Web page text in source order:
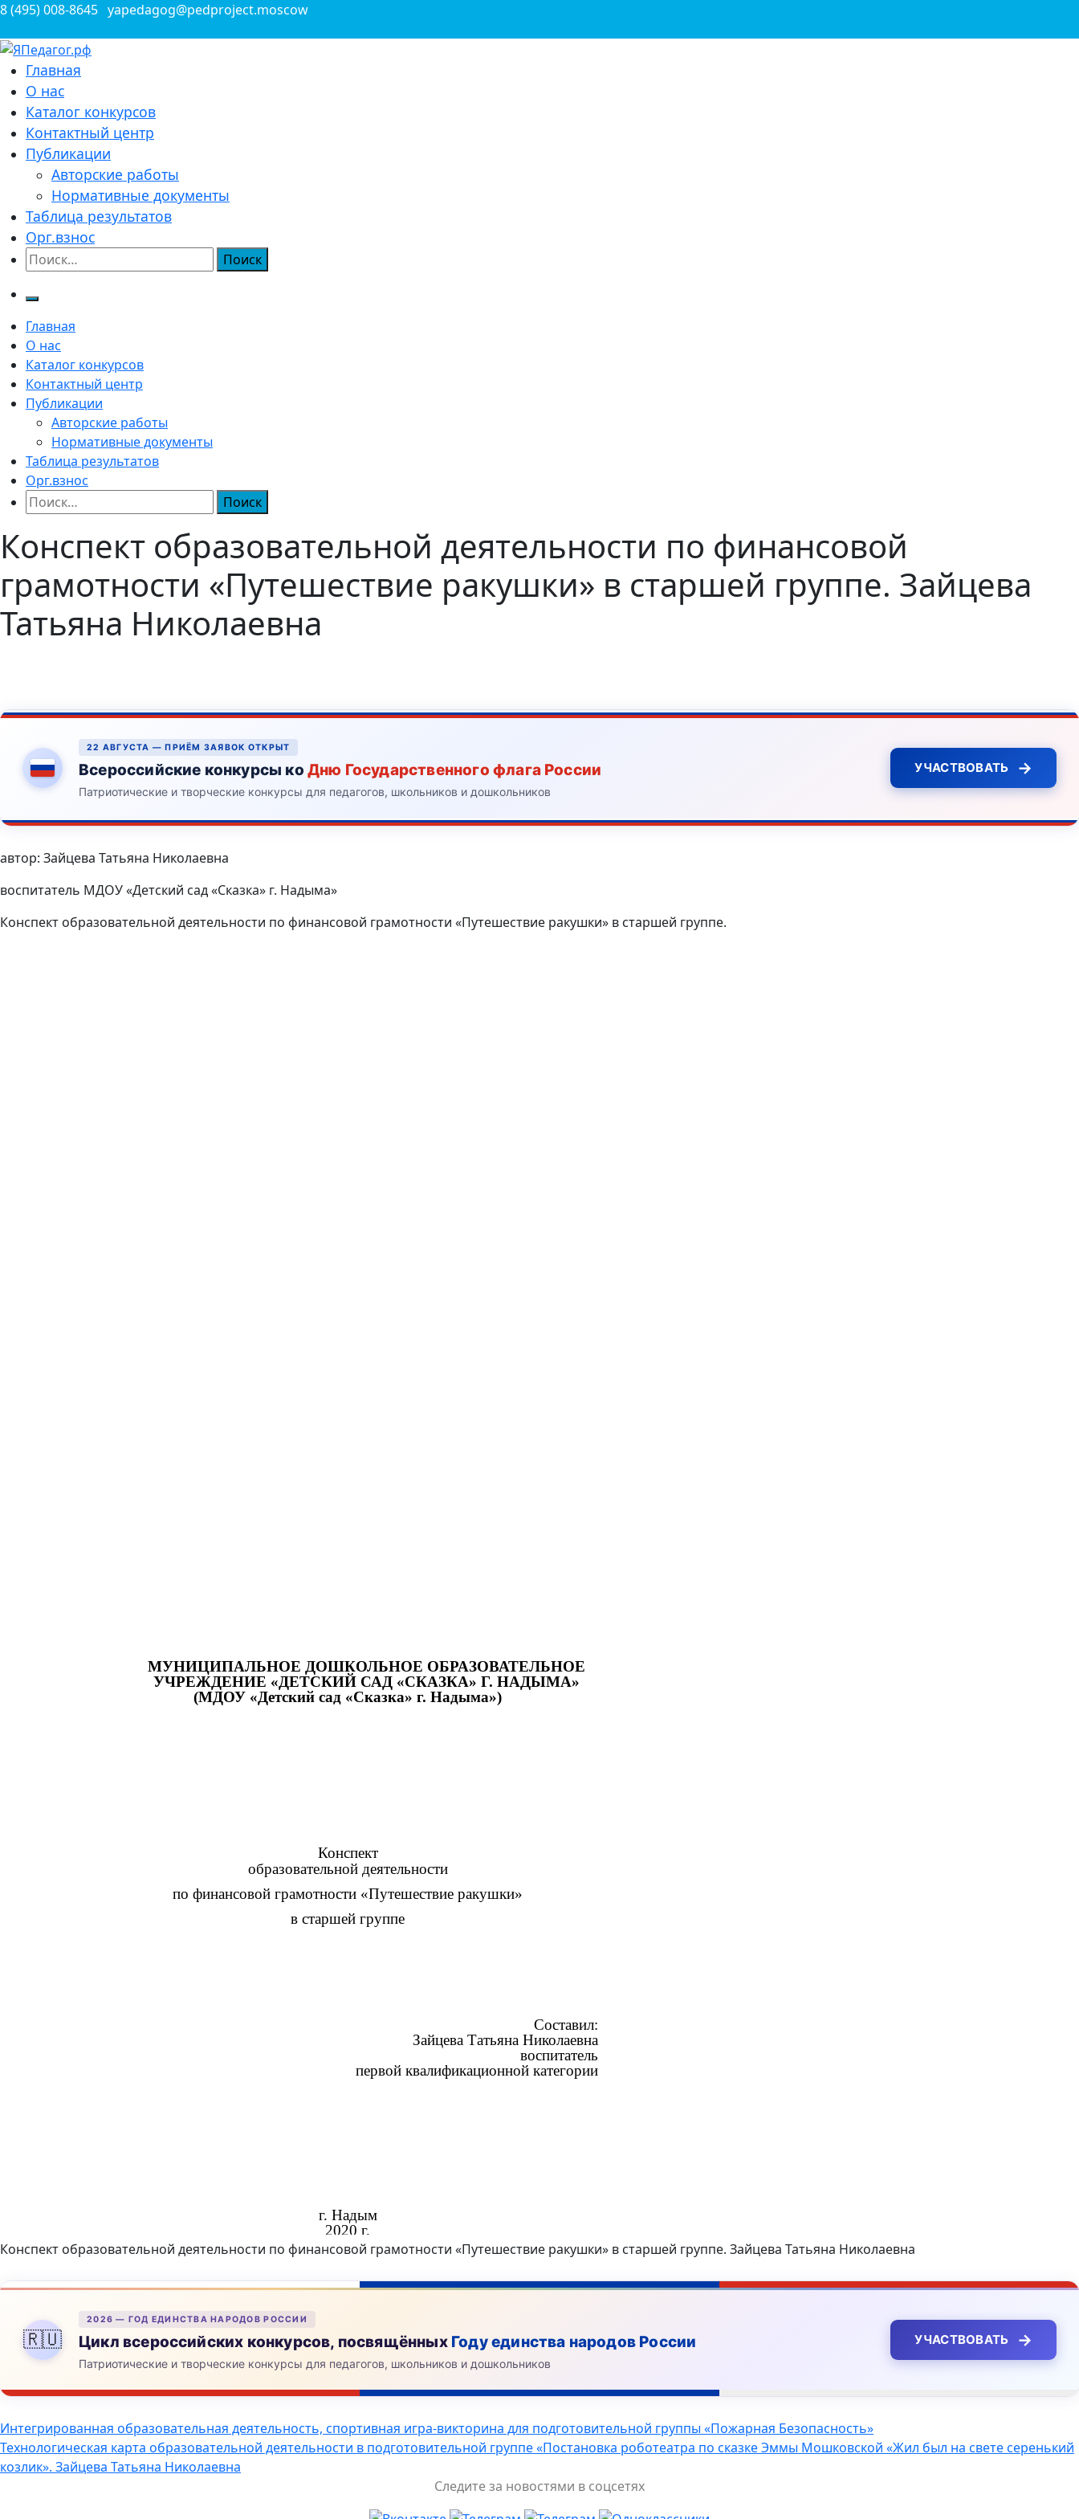
Перейти
содержимому
8 (495) 008-8645 yapedagog@pedproject.moscow
ЯПедагог.рф
Всероссийские конкурсы для педагогов
Главная
О нас
Каталог конкурсов
Контактный центр
Публикации
Авторские работы
Нормативные документы
Таблица результатов
Орг.взнос
Найти:
Главная
О нас
Каталог конкурсов
Контактный центр
Публикации
Авторские работы
Нормативные документы
Таблица результатов
Орг.взнос
Найти:
Конспект образовательной деятельности по финансовой
грамотности «Путешествие ракушки» в старшей группе. Зайцева
Татьяна Николаевна
22 АВГУСТА — ПРИЁМ ЗАЯВОК ОТКРЫТ
Всероссийские конкурсы ко Дню Государственного флага России
Патриотические и творческие конкурсы для педагогов, школьников и дошкольников
УЧАСТВОВАТЬ →
автор: Зайцева Татьяна Николаевна
воспитатель МДОУ «Детский сад «Сказка» г. Надыма»
Конспект образовательной деятельности по финансовой грамотности «Путешествие ракушки» в старшей группе.
Конспект образовательной деятельности по финансовой грамотности «Путешествие ракушки» в старшей группе. Зайцева Татьяна Николаевна
🇷🇺
2026 — ГОД ЕДИНСТВА НАРОДОВ РОССИИ
Цикл всероссийских конкурсов, посвящённых Году единства народов России
Патриотические и творческие конкурсы для педагогов, школьников и дошкольников
УЧАСТВОВАТЬ →
Навигация
по
Интегрированная образовательная деятельность, спортивная игра-викторина для подготовительной группы «Пожарная Безопасность»
Технологическая карта образовательной деятельности в подготовительной группе «Постановка роботеатра по сказке Эммы Мошковской «Жил был на свете серенький
козлик». Зайцева Татьяна Николаевна
Следите за новостями в соцсетях